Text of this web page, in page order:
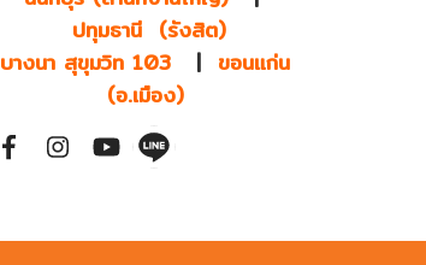
ปทุมธานี (รังสิต)
บางนา สุขุมวิท 103 | ขอนแก่น
(อ.เมือง)